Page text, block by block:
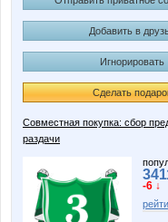
Добавить в
Игнорировать
Сделать
Совместная покупка: сбор
раздачи
-6 ↓